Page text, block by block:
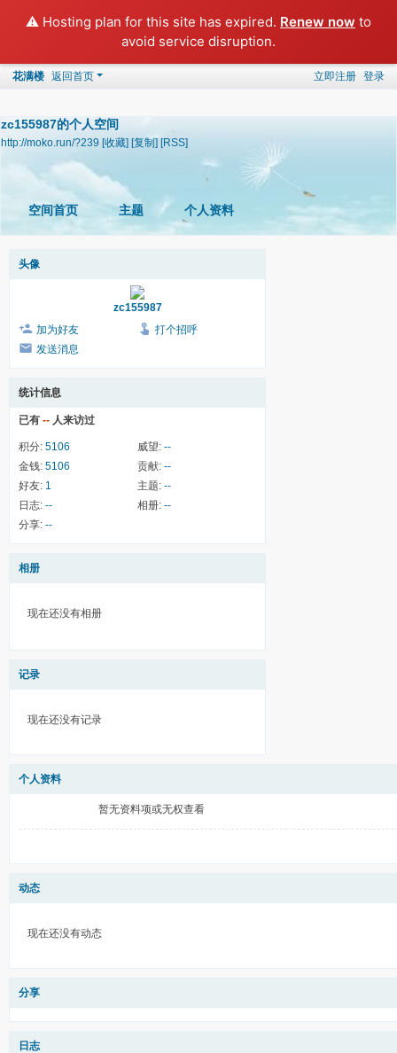
⚠️ Hosting plan for this site has expired. Renew now to
avoid service disruption.
立即注册 登录
花满楼 返回首页
zc155987的个人空间
http://moko.run/?239 [收藏] [复制] [RSS]
空间首页 主题 个人资料
头像
zc155987
加为好友
打个招呼
发送消息
统计信息
已有 -- 人来访过
积分: 5106 威望: --
金钱: 5106 贡献: --
好友: 1 主题: --
日志: -- 相册: --
分享: --
相册
现在还没有相册
记录
现在还没有记录
个人资料
暂无资料项或无权查看
动态
现在还没有动态
分享
日志